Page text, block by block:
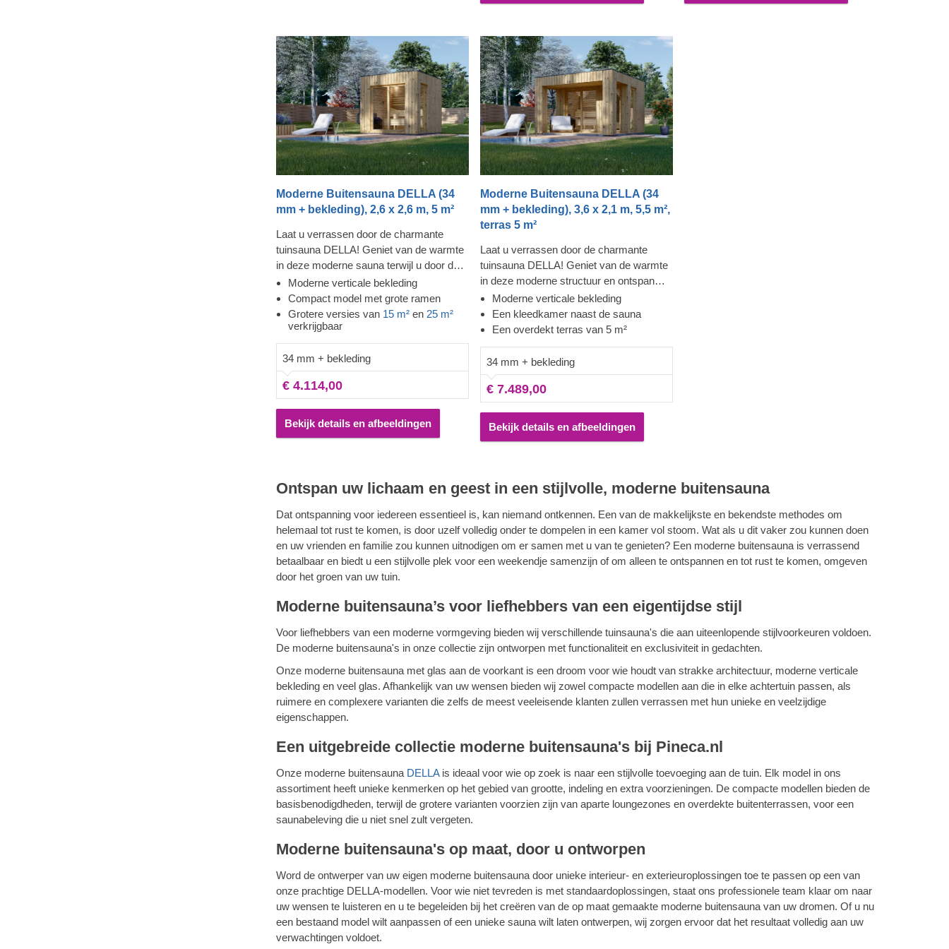
die bijdraagt aan de stevigheid en isolatie
strakke en verzorgde uitstraling.
die bijdraagt aan de stevigheid en isolatie
Moderne Buitensauna DELLA (34
mm + bekleding), 2,6 x 2,6 m, 5 m²
Laat u verrassen door de charmante
tuinsauna DELLA! Geniet van de warmte
in deze moderne sauna terwijl u door de
bijna vloerhoge ramen uitkijkt over uw tuin
en voel hoe de spanning uit uw lichaam
verdwijnt. De bekleding voegt niet alleen
een extra isolatielaag toe, maar versterkt
ook de constructie en zorgt voor een
strakke, verfijnde uitstraling. Dankzij het
hoge plafond kan de warmte optimaal
circuleren, terwijl het langzaam gegroeide
Moderne verticale bekleding
Compact model met grote ramen
Grotere versies van 15 m² en 25 m²
verkrijgbaar
34 mm + bekleding
€ 4.114,00
Bekijk details en afbeeldingen
Moderne Buitensauna DELLA (34
mm + bekleding), 3,6 x 2,1 m, 5,5 m²,
terras 5 m²
Laat u verrassen door de charmante
tuinsauna DELLA! Geniet van de warmte
in deze moderne structuur en ontspan
daarna samen met familie en vrienden op
het overdekte terras. Dit model, voorzien
van extra bekleding, biedt niet alleen meer
strakke, verfijnde uitstraling. Dankzij het
hoge plafond kan de warmte optimaal
circuleren, terwijl de comfortabele banken
u een ideale plek bieden om te
ontspannen en u gemakkelijk om te
kleden, vóór of na uw saunasessie.
Moderne verticale bekleding
Een kleedkamer naast de sauna
Een overdekt terras van 5 m²
34 mm + bekleding
€ 7.489,00
Bekijk details en afbeeldingen
Ontspan uw lichaam en geest in een stijlvolle, moderne buitensauna
Dat ontspanning voor iedereen essentieel is, kan niemand ontkennen. Een van de makkelijkste en bekendste methodes om
helemaal tot rust te komen, is door uzelf volledig onder te dompelen in een kamer vol stoom. Wat als u dit vaker zou kunnen doen
en uw vrienden en familie zou kunnen uitnodigen om er samen met u van te genieten? Een moderne buitensauna is verrassend
betaalbaar en biedt u een stijlvolle plek voor een weekendje samenzijn of om alleen te ontspannen en tot rust te komen, omgeven
door het groen van uw tuin.
Moderne buitensauna’s voor liefhebbers van een eigentijdse stijl
Voor liefhebbers van een moderne vormgeving bieden wij verschillende tuinsauna's die aan uiteenlopende stijlvoorkeuren voldoen.
De moderne buitensauna's in onze collectie zijn ontworpen met functionaliteit en exclusiviteit in gedachten.
Onze moderne buitensauna met glas aan de voorkant is een droom voor wie houdt van strakke architectuur, moderne verticale
bekleding en veel glas. Afhankelijk van uw wensen bieden wij zowel compacte modellen aan die in elke achtertuin passen, als
ruimere en complexere varianten die zelfs de meest veeleisende klanten zullen verrassen met hun unieke en veelzijdige
eigenschappen.
Een uitgebreide collectie moderne buitensauna's bij Pineca.nl
Onze moderne buitensauna DELLAis ideaal voor wie op zoek is naar een stijlvolle toevoeging aan de tuin. Elk model in ons
assortiment heeft unieke kenmerken op het gebied van grootte, indeling en extra voorzieningen. De compacte modellen bieden de
basisbenodigdheden, terwijl de grotere varianten voorzien zijn van aparte loungezones en overdekte buitenterrassen, voor een
saunabeleving die u niet snel zult vergeten.
Moderne buitensauna's op maat, door u ontworpen
Word de ontwerper van uw eigen moderne buitensauna door unieke interieur- en exterieuroplossingen toe te passen op een van
onze prachtige DELLA-modellen. Voor wie niet tevreden is met standaardoplossingen, staat ons professionele team klaar om naar
uw wensen te luisteren en u te begeleiden bij het creëren van de op maat gemaakte moderne buitensauna van uw dromen. Of u nu
een bestaand model wilt aanpassen of een unieke sauna wilt laten ontwerpen, wij zorgen ervoor dat het resultaat volledig aan uw
verwachtingen voldoet.